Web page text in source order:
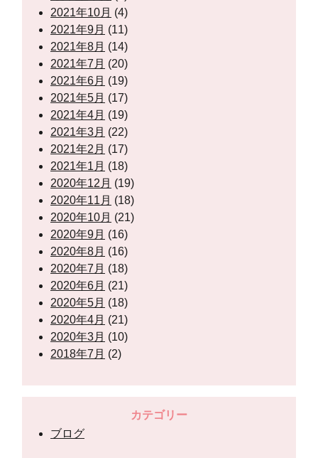
2021年10月 (4)
2021年9月 (11)
2021年8月 (14)
2021年7月 (20)
2021年6月 (19)
2021年5月 (17)
2021年4月 (19)
2021年3月 (22)
2021年2月 (17)
2021年1月 (18)
2020年12月 (19)
2020年11月 (18)
2020年10月 (21)
2020年9月 (16)
2020年8月 (16)
2020年7月 (18)
2020年6月 (21)
2020年5月 (18)
2020年4月 (21)
2020年3月 (10)
2018年7月 (2)
カテゴリー
ブログ